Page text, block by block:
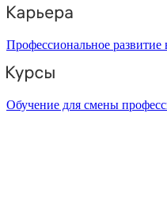
Профессиональное развитие
Обучение для смены